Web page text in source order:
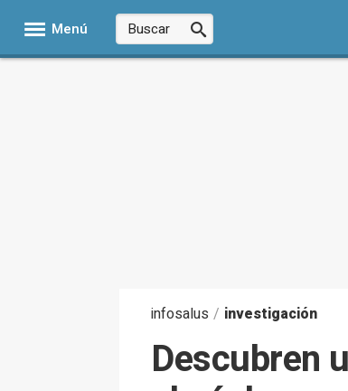
Menú
infosalus / investigación
Descubren